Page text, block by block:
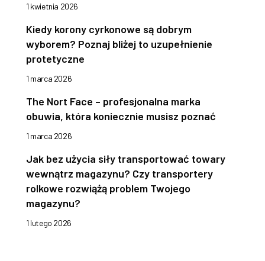
1 kwietnia 2026
Kiedy korony cyrkonowe są dobrym
wyborem? Poznaj bliżej to uzupełnienie
protetyczne
1 marca 2026
The Nort Face – profesjonalna marka
obuwia, która koniecznie musisz poznać
1 marca 2026
Jak bez użycia siły transportować towary
wewnątrz magazynu? Czy transportery
rolkowe rozwiążą problem Twojego
magazynu?
1 lutego 2026